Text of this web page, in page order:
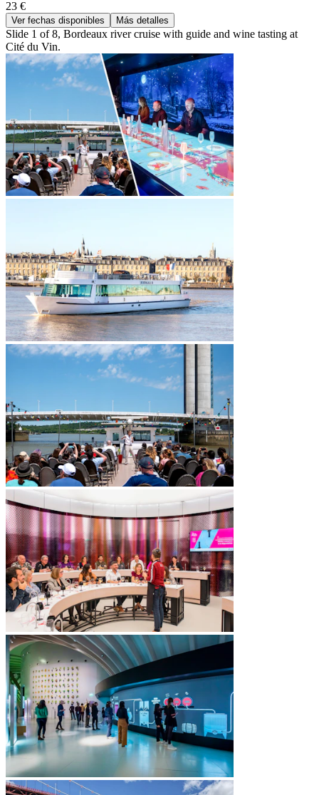
23 €
Ver fechas disponibles Más detalles
Slide 1 of 8, Bordeaux river cruise with guide and wine tasting at
Cité du Vin.